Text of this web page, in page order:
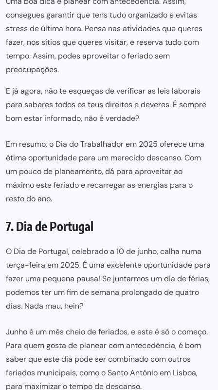
consegues garantir que tens tudo organizado e evitas
stress de última hora. Pensa nas atividades que queres
fazer, nos sítios que queres visitar, e reserva tudo com
tempo. Assim, podes aproveitar o feriado sem
preocupações.
E já agora, não te esqueças de verificar as leis laborais
para saberes todos os teus direitos e deveres. É sempre
bom estar informado, não é verdade?
Em resumo, o Dia do Trabalhador em 2025 oferece uma
ótima oportunidade para um merecido descanso. Com
um pouco de planeamento, dá para aproveitar ao
máximo este feriado e recarregar as energias para o
resto do ano.
7. Dia de Portugal
O Dia de Portugal, celebrado a 10 de junho, calha numa
terça-feira em 2025. É uma excelente oportunidade para
fazer uma pequena pausa! Se juntarmos um dia de férias,
podemos ter um fim de semana prolongado de quatro
dias. Nada mau, hein?
Junho é um mês cheio de feriados, e este é só o começo.
Para quem gosta de planear com antecedência, é bom
saber que este dia pode ser combinado com outros
feriados municipais, como oSanto Antónioem Lisboa,
para maximizar o tempo de descanso.